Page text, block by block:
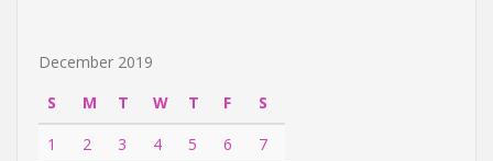
December 2019
S
M T W T F
S
1
2 3 4 5 6
7